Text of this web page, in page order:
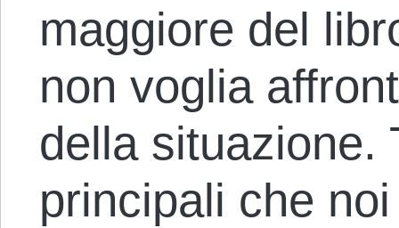
maggiore del
non voglia
della situazione.
principali che